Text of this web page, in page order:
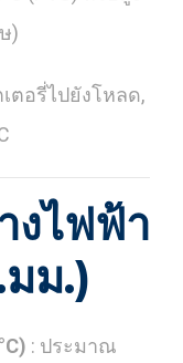
)
ตอรี่ไปยังโหลด,
ไฟฟ้า
ม.)
: ประมาณ